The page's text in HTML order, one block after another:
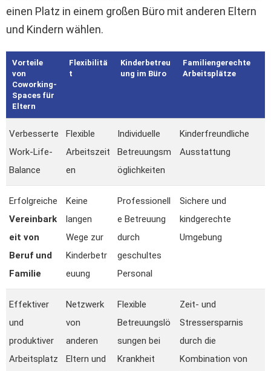
einen Platz in einem großen Büro mit anderen Eltern
und Kindern wählen.
Vorteile
von
Coworking-
Spaces für
Eltern
Flexibilitä
t
Kinderbetreu
ung im Büro
Familiengerechte
Arbeitsplätze
Verbesserte
Work-Life-
Balance
Flexible
Arbeitszeit
en
Individuelle
Betreuungsm
öglichkeiten
Kinderfreundliche
Ausstattung
Erfolgreiche
Vereinbark
eit von
Beruf und
Familie
Keine
langen
Wege zur
Kinderbetr
euung
Professionell
e Betreuung
durch
geschultes
Personal
Sichere und
kindgerechte
Umgebung
Effektiver
und
produktiver
Arbeitsplatz
Netzwerk
von
anderen
Eltern und
Flexible
Betreuungslö
sungen bei
Krankheit
Zeit- und
Stressersparnis
durch die
Kombination von